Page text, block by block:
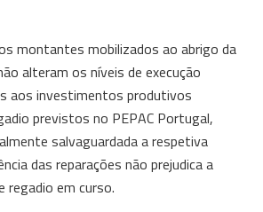
montantes mobilizados ao abrigo da
alteram os níveis de execução
aos investimentos produtivos
previstos no PEPAC Portugal,
salvaguardada a respetiva
das reparações não prejudica a
regadio em curso.